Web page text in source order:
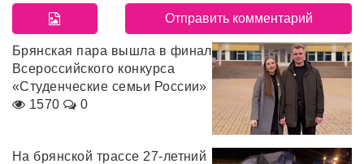
Брянская пара вышла в финал
Всероссийского конкурса
«Студенческие семьи России»
1570
0
На брянской трассе 27-летний